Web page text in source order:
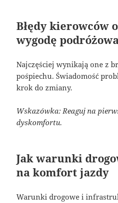
Błędy kierowców
wygodę
Najczęściej wynikają one z
pośpiechu. Świadomość
krok do zmiany.
Wskazówka: Reaguj na
dyskomfortu.
Jak warunki
na komfort jazdy
Warunki drogowe i